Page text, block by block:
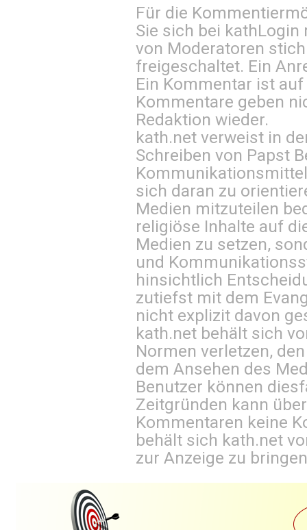
Für die
Sie sich bei kathLogin
von Moderatoren
freigeschaltet. Ein
Ein Kommentar ist
Kommentare geben
Redaktion wieder.
kath.net verweist in
Schreiben von Papst
sich daran zu
Medien mitzuteilen
religiöse Inhalte auf
Medien zu setzen,
und
hinsichtlich
zutiefst mit dem
nicht explizit davon
kath.net behält sich
Normen verletzen,
dem Ansehen des
Benutzer können
Zeitgründen kann
Kommentaren keine
behält sich kath.net
zur Anzeige zu